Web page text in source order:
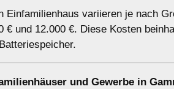
Einfamilienhaus variieren je nach
und 12.000 €. Diese Kosten
und Gewerbe in